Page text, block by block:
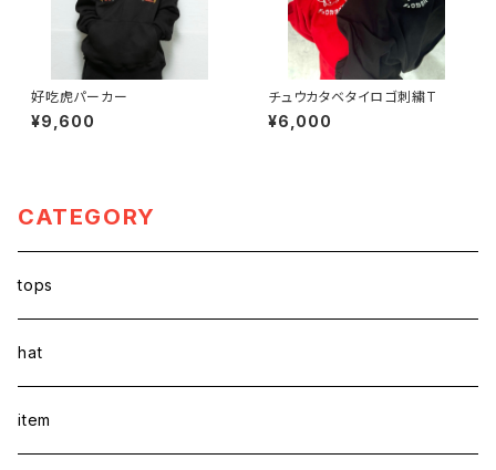
好吃虎パーカー
¥9,600
チュウカタベタイロゴ刺繍T
¥6,000
CATEGORY
tops
hat
item